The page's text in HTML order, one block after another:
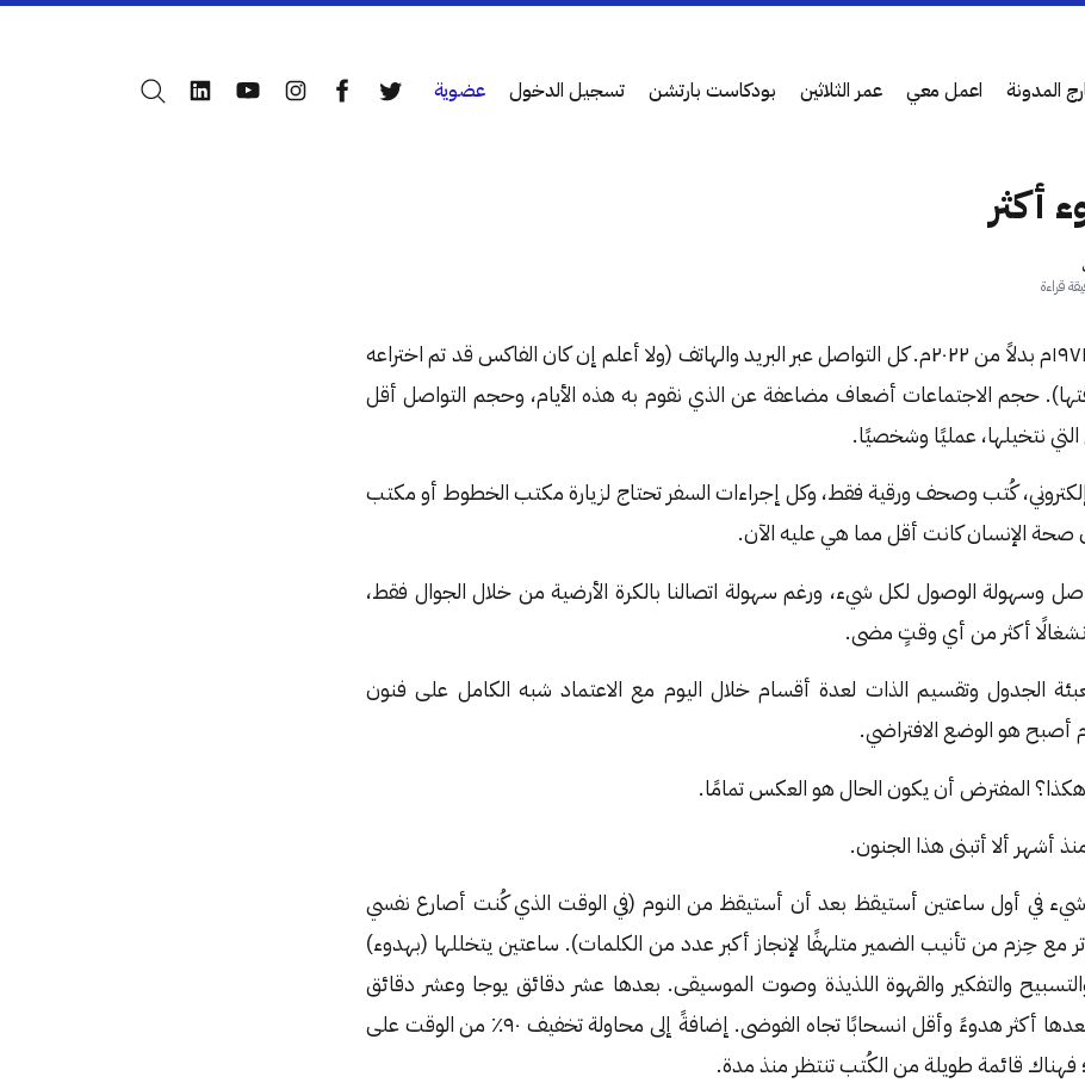
المدونة اعمل معي عمر الثلاثين بودكاست بارتشن تسجيل الدخول عضوية
أكثر
لنتخيل حياتنا عام ١٩٧٢م بدلاً من ٢٠٢٢م. كل التواصل عبر البريد والهاتف (ولا أعلم إن كان الفاكس قد تم اختراعه
حجم الاجتماعات أضعاف مضاعفة عن الذي نقوم به هذه الأيام، وحجم التواصل أقل
نتخيلها، عمليًا وشخصيًا.
إلكتروني، كُتب وصحف ورقية فقط، وكل إجراءات السفر تحتاج لزيارة مكتب الخطوط أو مكتب
الإنسان كانت أقل مما هي عليه الآن.
وسهولة الوصول لكل شيء، ورغم سهولة اتصالنا بالكرة الأرضية من خلال الجوال فقط،
أكثر من أي وقتٍ مضى.
الجدول وتقسيم الذات لعدة أقسام خلال اليوم مع الاعتماد شبه الكامل على فنون
أصبح هو الوضع الافتراضي.
هكذا؟ المفترض أن يكون الحال هو العكس تمامًا.
أشهر ألا أتبنى هذا الجنون.
في أول ساعتين أستيقظ بعد أن أستيقظ من النوم (في الوقت الذي كُنت أصارع نفسي
مع حِزم من تأنيب الضمير متلهفًا لإنجاز أكبر عدد من الكلمات). ساعتين يتخللها (بهدوء)
والتفكير والقهوة اللذيذة وصوت الموسيقى. بعدها عشر دقائق يوجا وعشر دقائق
تأمل. ليكون اليوم بعدها أكثر هدوءً وأقل انسحابًا تجاه الفوضى. إضافةً إلى محاولة تخفيف ٩٠٪ من الوقت على
فهناك قائمة طويلة من الكُتب تنتظر منذ مدة.